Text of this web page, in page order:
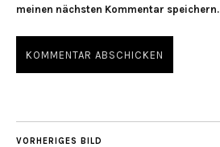
meinen nächsten Kommentar speichern.
VORHERIGES BILD